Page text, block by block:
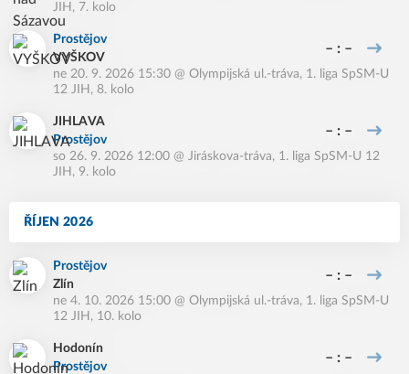
JIH, 7. kolo
Prostějov
VYŠKOV
– : –
ne 20. 9. 2026 15:30 @ Olympijská ul.-tráva, 1. liga SpSM-U
12 JIH, 8. kolo
JIHLAVA
Prostějov
– : –
so 26. 9. 2026 12:00 @ Jiráskova-tráva, 1. liga SpSM-U 12
JIH, 9. kolo
ŘÍJEN 2026
Prostějov
Zlín
– : –
ne 4. 10. 2026 15:00 @ Olympijská ul.-tráva, 1. liga SpSM-U
12 JIH, 10. kolo
Hodonín
Prostějov
– : –